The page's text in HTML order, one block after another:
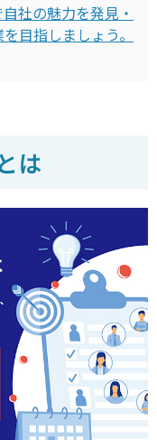
社の魅力を発見・
目指しましょう。
は